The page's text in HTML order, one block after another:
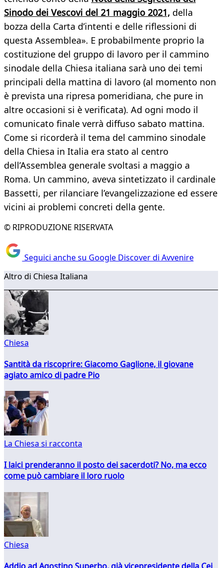
Sinodo dei Vescovi del 21 maggio 2021, della
bozza della Carta d’intenti e delle riflessioni di
questa Assemblea». E probabilmente proprio la
costituzione del gruppo di lavoro per il cammino
sinodale della Chiesa italiana sarà uno dei temi
principali della mattina di lavoro (al momento non
è prevista una ripresa pomeridiana, che pure in
altre occasioni si è verificata). Ad ogni modo il
comunicato finale verrà diffuso sabato mattina.
Come si ricorderà il tema del cammino sinodale
della Chiesa in Italia era stato al centro
dell’Assemblea generale svoltasi a maggio a
Roma. Un cammino, aveva sintetizzato il cardinale
Bassetti, per rilanciare l’evangelizzazione ed essere
vicini ai problemi concreti della gente.
© RIPRODUZIONE RISERVATA
Seguici anche su Google Discover di Avvenire
Altro di Chiesa Italiana
Chiesa
Santità da riscoprire: Giacomo Gaglione, il giovane
agiato amico di padre Pio
La Chiesa si racconta
I laici prenderanno il posto dei sacerdoti? No, ma ecco
come può cambiare il loro ruolo
Chiesa